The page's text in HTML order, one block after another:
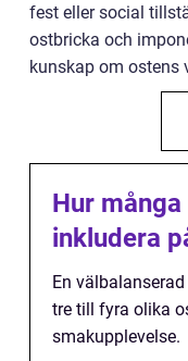
fest eller social
ostbricka och
kunskap om ostens
Hur
inkludera
En
tre till fyra olika
smakupplevelse.